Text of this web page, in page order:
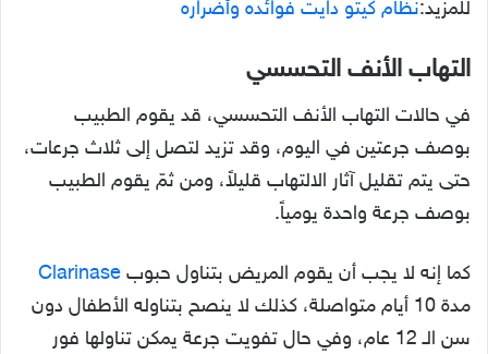
للمزيد:نظام كيتو دايت فوائده وأضراره
التهاب الأنف التحسسي
في حالات التهاب الأنف التحسسي، قد يقوم الطبيب
بوصف جرعتين في اليوم، وقد تزيد لتصل إلى ثلاث جرعات،
حتى يتم تقليل آثار الالتهاب قليلاً، ومن ثمّ يقوم الطبيب
بوصف جرعة واحدة يومياً.
كما إنه لا يجب أن يقوم المريض بتناول حبوب Clarinase
مدة 10 أيام متواصلة، كذلك لا ينصح بتناوله الأطفال دون
سن الـ 12 عام، وفي حال تفويت جرعة يمكن تناولها فور